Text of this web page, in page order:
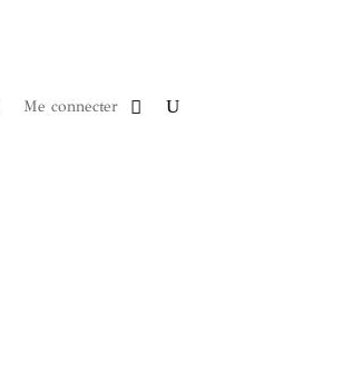
Me connecter